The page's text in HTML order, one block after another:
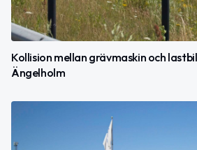
Kollision mellan grävmaskin och
Ängelholm